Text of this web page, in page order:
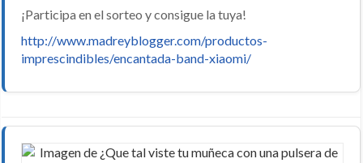
¡Participa en el sorteo y consigue la tuya!
http://www.madreyblogger.com/productos-
imprescindibles/encantada-band-xiaomi/